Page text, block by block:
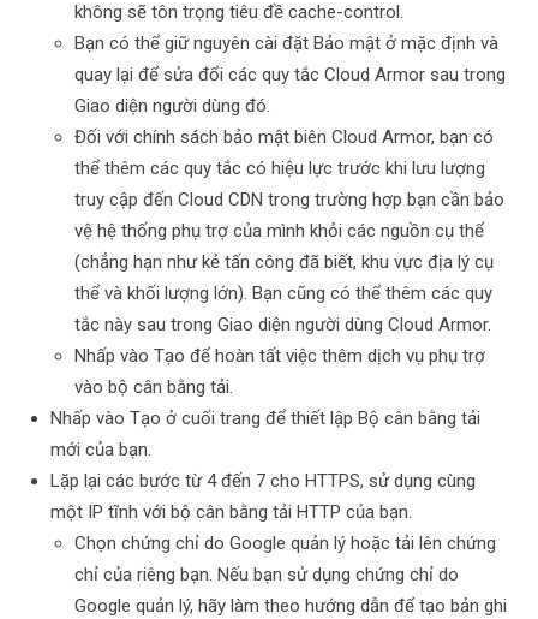
không sẽ tôn trọng tiêu đề cache-control.
Bạn có thể giữ nguyên cài đặt Bảo mật ở mặc định và
quay lại để sửa đổi các quy tắc Cloud Armor sau trong
Giao diện người dùng đó.
Đối với chính sách bảo mật biên Cloud Armor, bạn có
thể thêm các quy tắc có hiệu lực trước khi lưu lượng
truy cập đến Cloud CDN trong trường hợp bạn cần bảo
vệ hệ thống phụ trợ của mình khỏi các nguồn cụ thể
(chẳng hạn như kẻ tấn công đã biết, khu vực địa lý cụ
thể và khối lượng lớn). Bạn cũng có thể thêm các quy
tắc này sau trong Giao diện người dùng Cloud Armor.
Nhấp vào Tạo để hoàn tất việc thêm dịch vụ phụ trợ
vào bộ cân bằng tải.
Nhấp vào Tạo ở cuối trang để thiết lập Bộ cân bằng tải
mới của bạn.
Lặp lại các bước từ 4 đến 7 cho HTTPS, sử dụng cùng
một IP tĩnh với bộ cân bằng tải HTTP của bạn.
Chọn chứng chỉ do Google quản lý hoặc tải lên chứng
chỉ của riêng bạn. Nếu bạn sử dụng chứng chỉ do
Google quản lý, hãy làm theo hướng dẫn để tạo bản ghi